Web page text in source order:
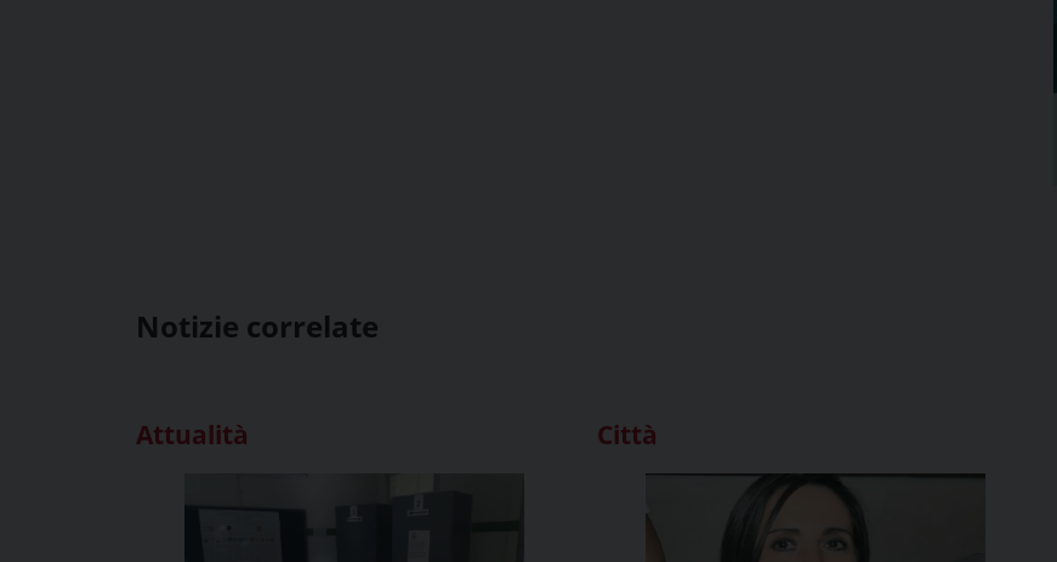
Notizie correlate
Attualità Città